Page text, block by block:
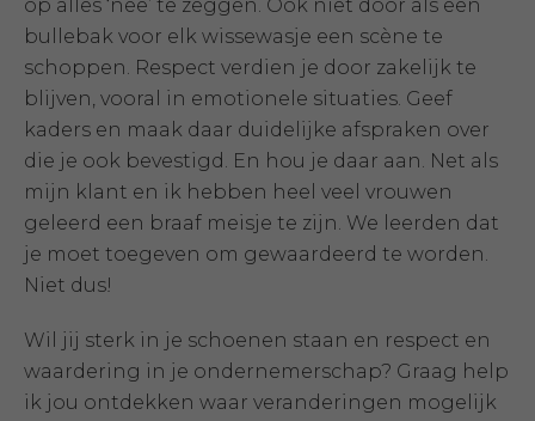
op alles ‘nee’ te zeggen. Ook niet door als een
bullebak voor elk wissewasje een scène te
schoppen. Respect verdien je door zakelijk te
blijven, vooral in emotionele situaties. Geef
kaders en maak daar duidelijke afspraken over
die je ook bevestigd. En hou je daar aan. Net als
mijn klant en ik hebben heel veel vrouwen
geleerd een braaf meisje te zijn. We leerden dat
je moet toegeven om gewaardeerd te worden.
Niet dus!
Wil jij sterk in je schoenen staan en respect en
waardering in je ondernemerschap? Graag help
ik jou ontdekken waar veranderingen mogelijk